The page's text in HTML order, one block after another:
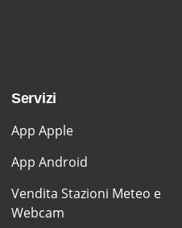
Servizi
App Apple
App Android
Vendita Stazioni Meteo e
Webcam